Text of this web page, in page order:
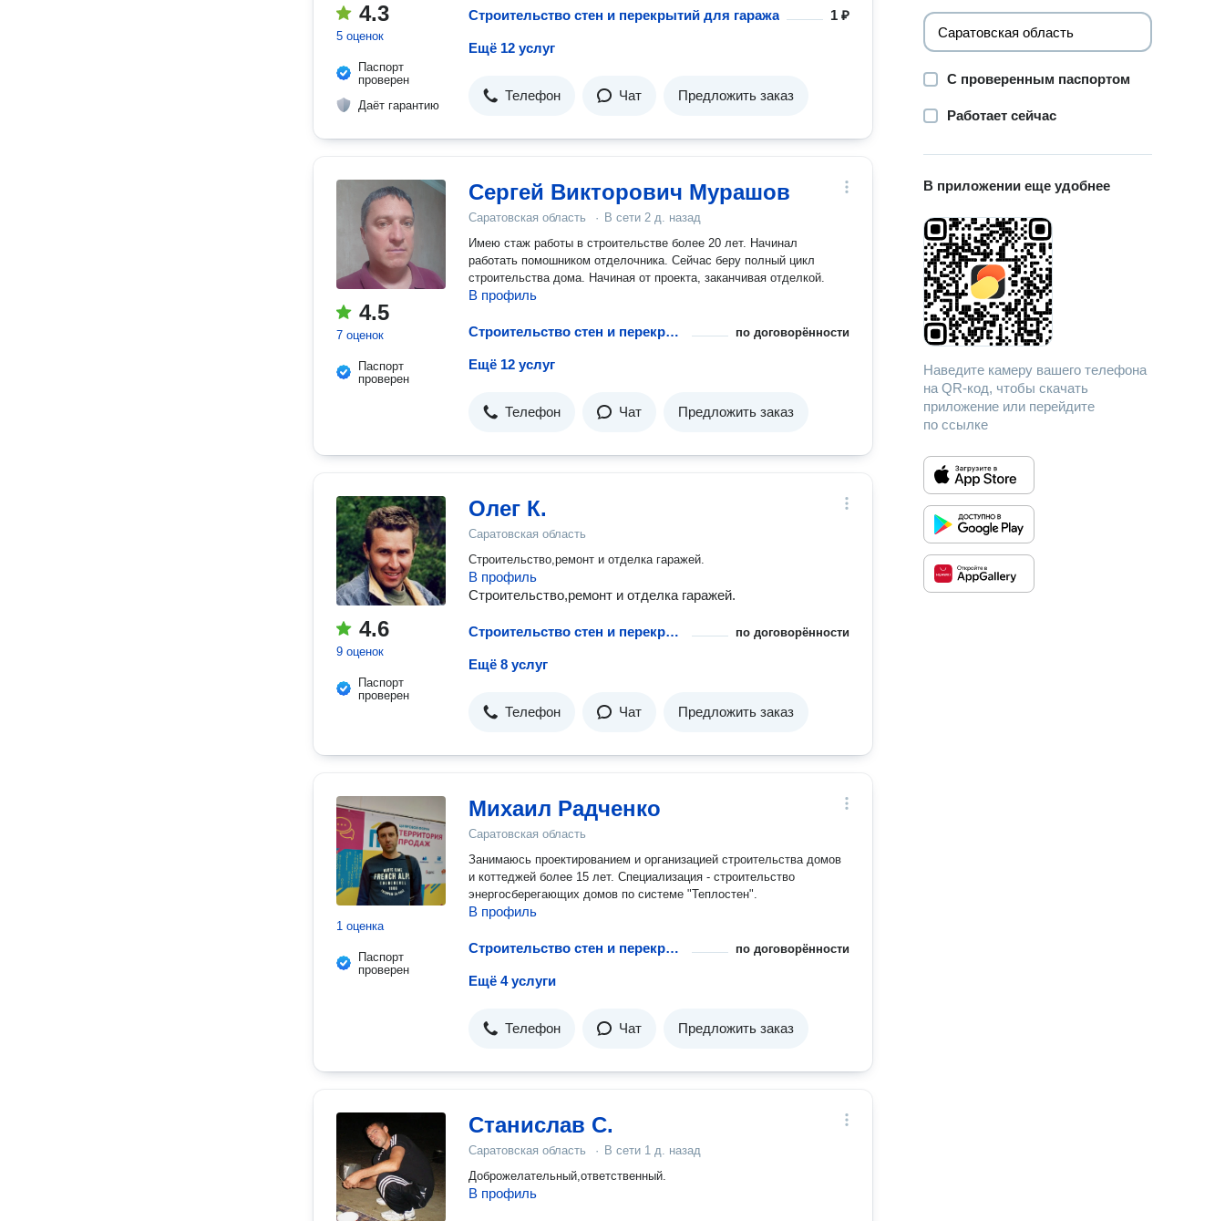
4.3
5 оценок
Паспорт
проверен
Даёт гарантию
Строительство стен и перекрытий для гаража 1 ₽
Ещё 12 услуг
Телефон Чат Предложить заказ
4.5
7 оценок
Паспорт
проверен
Сергей Викторович Мурашов
Саратовская область · В сети 2 д. назад
Имею стаж работы в строительстве более 20 лет. Начинал
работать помошником отделочника. Сейчас беру полный цикл
строительства дома. Начиная от проекта, заканчивая отделкой.
В профиль
Строительство стен и перекрытий для гаража по договорённости
Ещё 12 услуг
Телефон Чат Предложить заказ
4.6
9 оценок
Паспорт
проверен
Олег К.
Саратовская область
Строительство,ремонт и отделка гаражей.
В профиль
Строительство,ремонт и отделка гаражей.
Строительство стен и перекрытий для гаража по договорённости
Ещё 8 услуг
Телефон Чат Предложить заказ
1 оценка
Паспорт
проверен
Михаил Радченко
Саратовская область
Занимаюсь проектированием и организацией строительства домов
и коттеджей более 15 лет. Специализация - строительство
энергосберегающих домов по системе "Теплостен".
В профиль
Строительство стен и перекрытий для гаража по договорённости
Ещё 4 услуги
Телефон Чат Предложить заказ
Станислав С.
Саратовская область · В сети 1 д. назад
Доброжелательный,ответственный.
В профиль
С проверенным паспортом
Работает сейчас
В приложении еще удобнее
Наведите камеру вашего телефона
на QR-код, чтобы скачать
приложение или перейдите
по ссылке